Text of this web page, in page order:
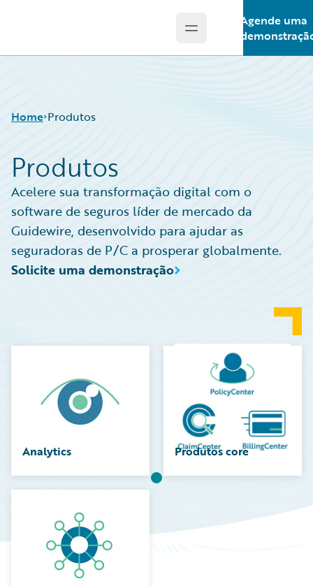
Open main menu
Agende uma
Home Produtos
Produtos
Acelere sua transformação digital com o
software de seguros líder de mercado da
Guidewire, desenvolvido para ajudar as
seguradoras de P/C a prosperar globalmente.
Solicite uma demonstração
Analytics Produtos core